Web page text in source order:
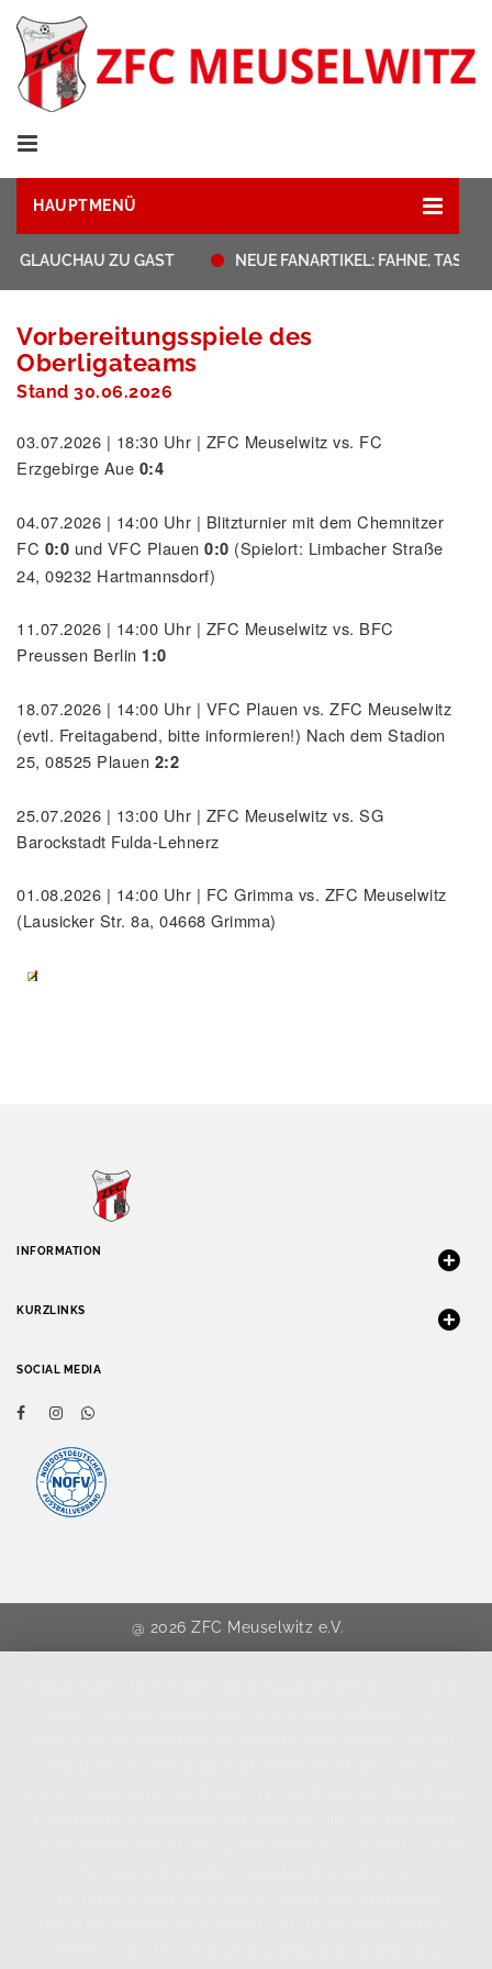
HAUPTMENÜ
GLAUCHAU ZU GAST NEUE FANARTIKEL: FAHNE,
Vorbereitungsspiele des
Oberligateams
Stand 30.06.2026
03.07.2026 | 18:30 Uhr | ZFC Meuselwitz vs. FC
Erzgebirge Aue 0:4
04.07.2026 | 14:00 Uhr | Blitzturnier mit dem Chemnitzer
FC 0:0 und VFC Plauen 0:0 (Spielort: Limbacher Straße
24, 09232 Hartmannsdorf)
11.07.2026 | 14:00 Uhr | ZFC Meuselwitz vs. BFC
Preussen Berlin 1:0
18.07.2026 | 14:00 Uhr | VFC Plauen vs. ZFC Meuselwitz
(evtl. Freitagabend, bitte informieren!) Nach dem Stadion
25, 08525 Plauen 2:2
25.07.2026 | 13:00 Uhr | ZFC Meuselwitz vs. SG
Barockstadt Fulda-Lehnerz
01.08.2026 | 14:00 Uhr | FC Grimma vs. ZFC Meuselwitz
(Lausicker Str. 8a, 04668 Grimma)
INFORMATION
KURZLINKS
SOCIAL MEDIA
@ 2026 ZFC Meuselwitz e.V.